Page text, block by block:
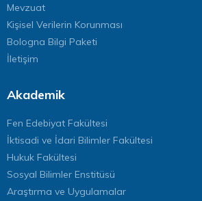
Mevzuat
Kişisel Verilerin Korunması
Bologna Bilgi Paketi
İletişim
Akademik
Fen Edebiyat Fakültesi
İktisadi ve İdari Bilimler Fakültesi
Hukuk Fakültesi
Sosyal Bilimler Enstitüsü
Araştırma ve Uygulamalar